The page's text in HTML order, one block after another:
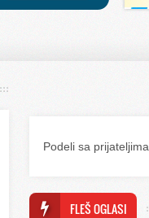
Podeli sa prijateljima
FLEŠ OGLASI